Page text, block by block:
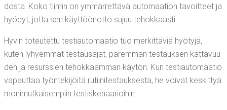
dos­ta. Koko tii­min on ymmär­ret­tä­vä auto­maa­tion tavoit­teet ja
hyö­dyt, jot­ta sen käyt­töön­ot­to sujuu tehokkaasti.
Hyvin toteu­tet­tu tes­ti­au­to­maa­tio tuo mer­kit­tä­viä hyö­ty­jä,
kuten lyhyem­mät tes­tausa­jat, parem­man tes­tauk­sen kat­ta­vuu­
den ja resurs­sien tehok­kaam­man käy­tön. Kun tes­ti­au­to­maa­tio
vapaut­taa työn­te­ki­jöi­tä rutii­ni­tes­tauk­ses­ta, he voi­vat kes­kit­tyä
moni­mut­kai­sem­piin testiskenaarioihin.